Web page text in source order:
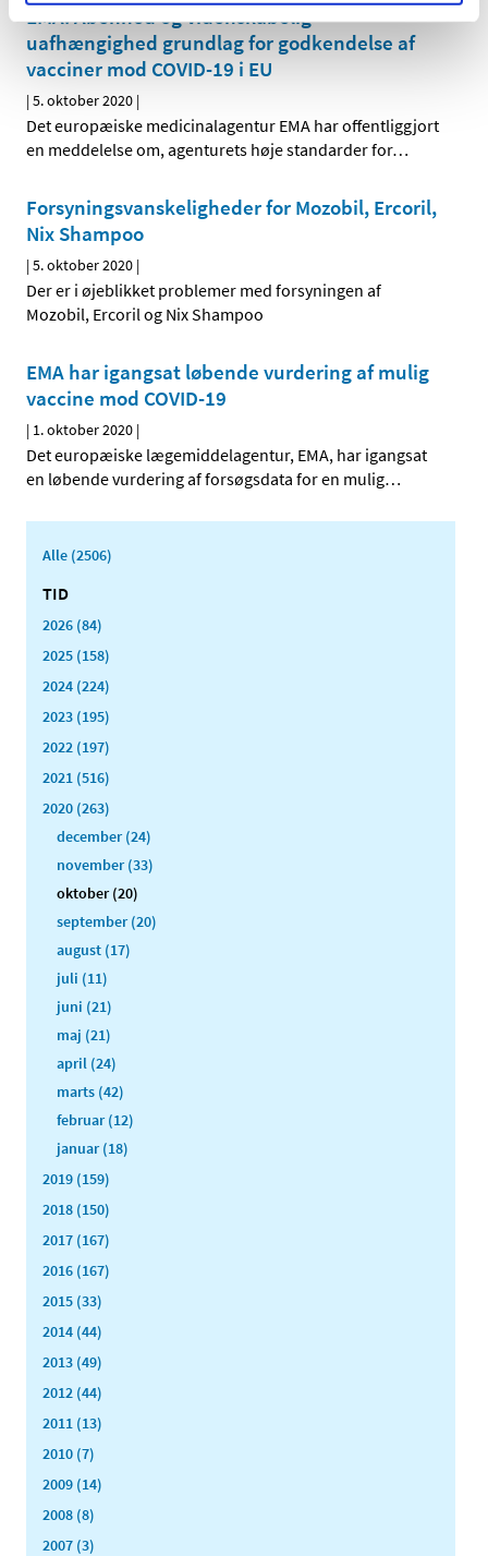
EMA: Åbenhed og videnskabelig
uafhængighed grundlag for godkendelse af
vacciner mod COVID-19 i EU
| 5. oktober 2020 |
Det europæiske medicinalagentur EMA har offentliggjort
en meddelelse om, agenturets høje standarder for…
Forsyningsvanskeligheder for Mozobil, Ercoril,
Nix Shampoo
|5. oktober 2020 |
Der er i øjeblikket problemer med forsyningen af
Mozobil, Ercoril og Nix Shampoo
EMA har igangsat løbende vurdering af mulig
vaccine mod COVID-19
| 1. oktober 2020 |
Det europæiske lægemiddelagentur, EMA, har igangsat
en løbende vurdering af forsøgsdata for en mulig…
Alle (2506)
TID
2026 (84)
2025 (158)
2024 (224)
2023 (195)
2022 (197)
2021 (516)
2020 (263)
december (24)
november (33)
oktober (20)
september (20)
august (17)
juli (11)
juni (21)
maj (21)
april (24)
marts (42)
februar (12)
januar (18)
2019 (159)
2018 (150)
2017 (167)
2016 (167)
2015 (33)
2014 (44)
2013 (49)
2012 (44)
2011 (13)
2010 (7)
2009 (14)
2008 (8)
2007 (3)